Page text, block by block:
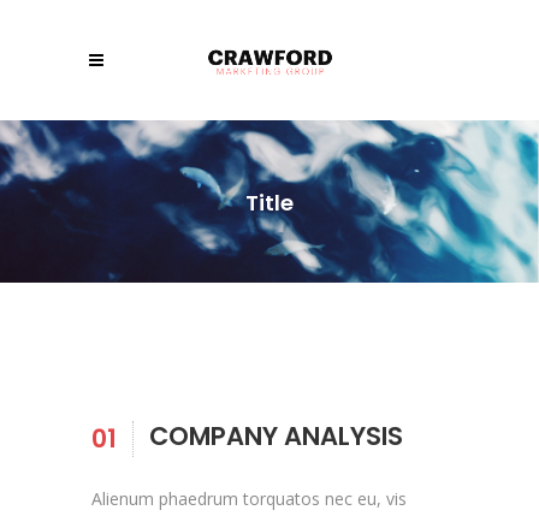
Title
01 COMPANY ANALYSIS
Alienum phaedrum torquatos nec eu, vis